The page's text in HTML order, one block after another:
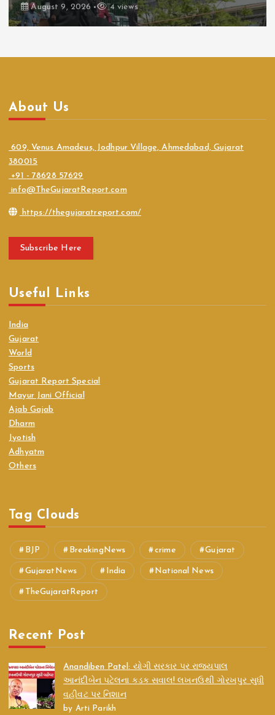
August 9, 2026 4 views
About Us
609, Venus Amadeus, Jodhpur Village, Ahmedabad, Gujarat
380015
+91 - 78628 57629
info@TheGujaratReport.com
https://thegujaratreport.com/
Subscribe Here
Useful Links
India
Gujarat
World
Sports
Gujarat Report Special
Mayur Jani Official
Ajab Gajab
Dharm
Jyotish
Adhyatm
Others
Tag Clouds
BJP BreakingNews crime Gujarat
GujaratNews India National News
TheGujaratReport
Recent Post
Anandiben Patel: યોગી સરકાર પર રાજ્યપાલ
આનંદીબેન પટેલના કડક સવાલ! લખનઉથી ગોરખપુર સુધી
વહીવટ પર નિશાન
by Arti Parikh